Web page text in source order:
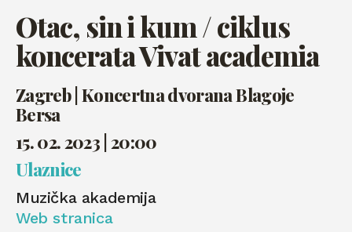
Otac, sin i kum / ciklus
koncerata Vivat academia
Zagreb | Koncertna dvorana Blagoje
Bersa
15. 02. 2023 | 20:00
Ulaznice
Muzička akademija
Web stranica